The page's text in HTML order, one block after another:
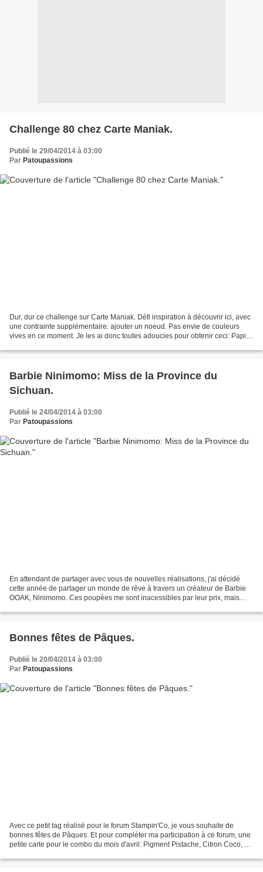
Challenge 80 chez Carte Maniak.
Publié le 29/04/2014 à 03:00
Par Patoupassions
Dur, dur ce challenge sur Carte Maniak. Défi inspiration à découvrir ici, avec
une contrainte supplémentaire: ajouter un noeud. Pas envie de couleurs
vives en ce moment. Je les ai donc toutes adoucies pour obtenir ceci: Papier
Barbie Ninimomo: Miss de la Province du
Sichuan.
Publié le 24/04/2014 à 03:00
Par Patoupassions
En attendant de partager avec vous de nouvelles réalisations, j'ai décidé
cette année de partager un monde de rêve à travers un créateur de Barbie
OOAK, Ninimomo. Ces poupées me sont inacessibles par leur prix, mais
Bonnes fêtes de Pâques.
Publié le 20/04/2014 à 03:00
Par Patoupassions
Avec ce petit tag réalisé pour le forum Stampin'Co, je vous souhaite de
bonnes fêtes de Pâques: Et pour compléter ma participation à ce forum, une
petite carte pour le combo du mois d'avril: Pigment Pistache, Citron Coco, Fil